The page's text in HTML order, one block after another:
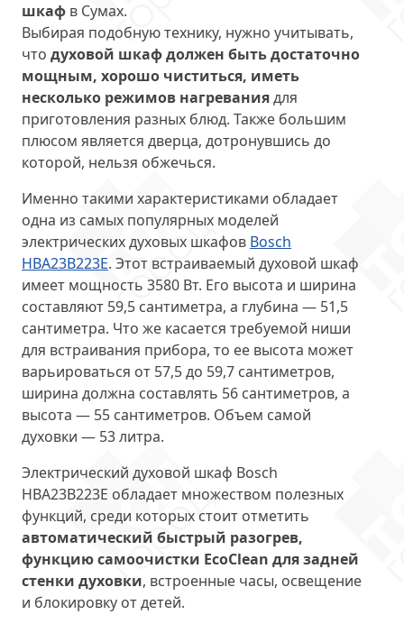
шкаф в Сумах.
Выбирая подобную технику, нужно учитывать,
что духовой шкаф должен быть достаточно
мощным, хорошо чиститься, иметь
несколько режимов нагреваниядля
приготовления разных блюд. Также большим
плюсом является дверца, дотронувшись до
которой, нельзя обжечься.
Именно такими характеристиками обладает
одна из самых популярных моделей
электрических духовых шкафов Bosch
HBA23B223E. Этот встраиваемый духовой шкаф
имеет мощность 3580 Вт. Его высота и ширина
составляют 59,5 сантиметра, а глубина — 51,5
сантиметра. Что же касается требуемой ниши
для встраивания прибора, то ее высота может
варьироваться от 57,5 до 59,7 сантиметров,
ширина должна составлять 56 сантиметров, а
высота — 55 сантиметров. Объем самой
духовки — 53 литра.
Электрический духовой шкаф Bosch
HBA23B223E обладает множеством полезных
функций, среди которых стоит отметить
автоматический быстрый разогрев,
функцию самоочистки EcoClean для задней
стенки духовки, встроенные часы, освещение
и блокировку от детей.